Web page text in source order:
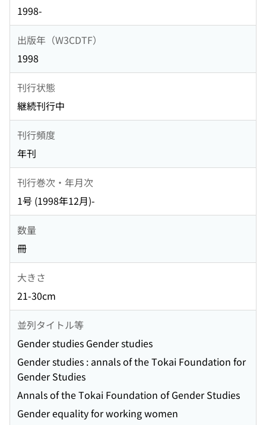
1998-
出版年（W3CDTF）
1998
刊行状態
継続刊行中
刊行頻度
年刊
刊行巻次・年月次
1号 (1998年12月)-
数量
冊
大きさ
21-30cm
並列タイトル等
Gender studies Gender studies
Gender studies : annals of the Tokai Foundation for
Gender Studies
Annals of the Tokai Foundation of Gender Studies
Gender equality for working women